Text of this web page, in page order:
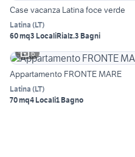
Case vacanza Latina foce verde
Latina (LT)
60 mq3 LocaliRialz.3 Bagni
6
Appartamento FRONTE MARE
Latina (LT)
70 mq4 Locali1 Bagno